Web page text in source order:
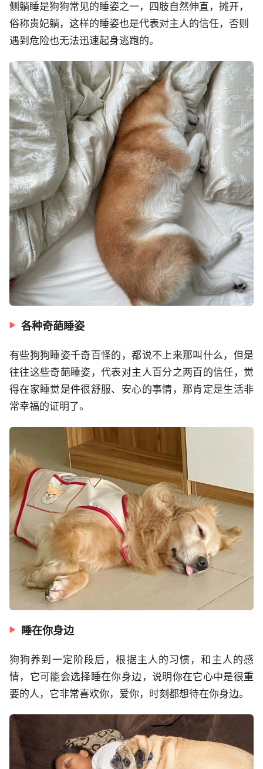
侧躺睡是狗狗常见的睡姿之一，四肢自然伸直，摊开，
俗称贵妃躺，这样的睡姿也是代表对主人的信任，否则
遇到危险也无法迅速起身逃跑的。
各种奇葩睡姿
有些狗狗睡姿千奇百怪的，都说不上来那叫什么，但是
往往这些奇葩睡姿，代表对主人百分之两百的信任，觉
得在家睡觉是件很舒服、安心的事情，那肯定是生活非
常幸福的证明了。
睡在你身边
狗狗养到一定阶段后，根据主人的习惯，和主人的感
情，它可能会选择睡在你身边，说明你在它心中是很重
要的人，它非常喜欢你，爱你，时刻都想待在你身边。